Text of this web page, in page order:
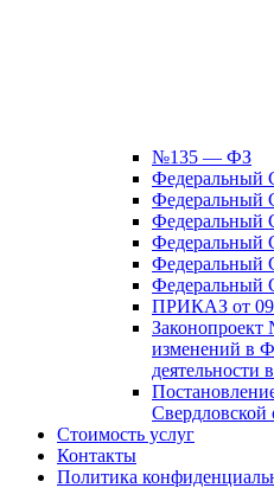
№135 — ФЗ
Федеральный
Федеральный
Федеральный
Федеральный
Федеральный
Федеральный
ПРИКАЗ от 09
изменений в
деятельности
Стоимость услуг
Контакты
Политика